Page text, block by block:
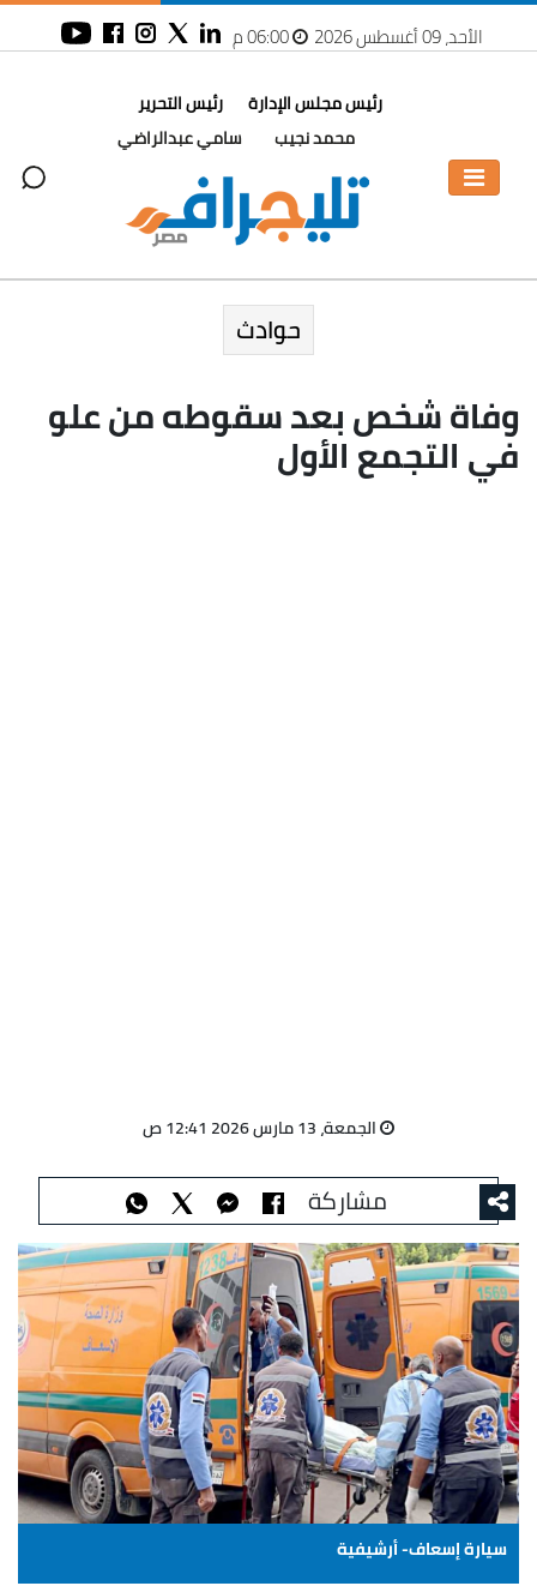
الأحد، 09 أغسطس 2026 06:00 م
رئيس مجلس الإدارة
محمد نجيب
رئيس التحرير
سامي عبدالراضي
حوادث
وفاة شخص بعد سقوطه من علو
في التجمع الأول
الجمعة، 13 مارس 2026 12:41 ص
مشاركة
سيارة إسعاف- أرشيفية